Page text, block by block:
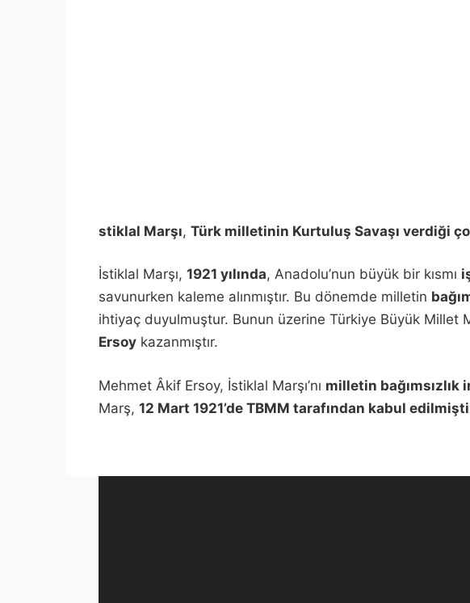
stiklal Marşı, Türk milletinin Kurtuluş Savaşı verdiği
İstiklal Marşı, 1921 yılında, Anadolu’nun büyük bir kısmı
savunurken kaleme alınmıştır. Bu dönemde milletin
ihtiyaç duyulmuştur. Bunun üzerine Türkiye Büyük Millet
Ersoy kazanmıştır.
Mehmet Âkif Ersoy, İstiklal Marşı’nı milletin bağımsızlık
Marş, 12 Mart 1921’de TBMM tarafından kabul